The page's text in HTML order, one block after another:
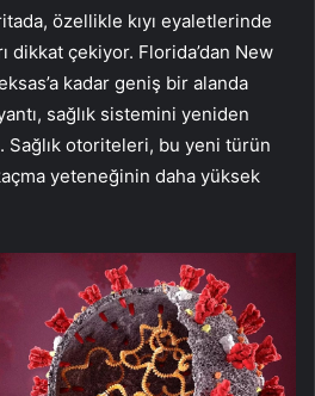
özellikle kıyı eyaletlerinde
dikkat çekiyor. Florida’dan New
kadar geniş bir alanda
sağlık sistemini yeniden
Sağlık otoriteleri, bu yeni türün
yeteneğinin daha yüksek